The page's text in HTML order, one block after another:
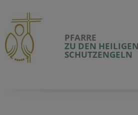
PFARRE
ZU DEN HEILIGEN
SCHUTZENGELN